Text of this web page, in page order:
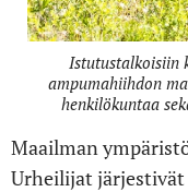
Istutustalkoisiin
ampumahiihdon
henkilökuntaa
Maailman
Urheilijat